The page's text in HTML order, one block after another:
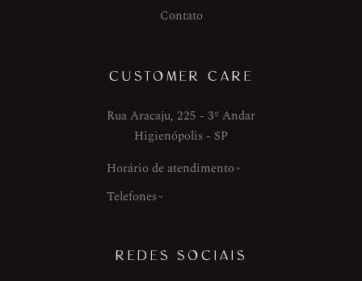
Contato
CUSTOMER CARE
Rua Aracaju, 225 - 3º Andar
Higienópolis - SP
Horário de atendimento
Telefones
REDES SOCIAIS